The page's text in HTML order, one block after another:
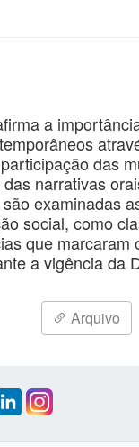
a
das
narrativas
examinadas
social, como
que
a vigência da
Arquivo